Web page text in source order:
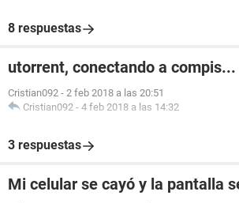
8 respuestas
utorrent, conectando a compis...
Cristian092 - 2 feb 2018 a las 20:51
Cristian092 - 4 feb 2018 a las 14:32
3 respuestas
Mi celular se cayó y la pantalla